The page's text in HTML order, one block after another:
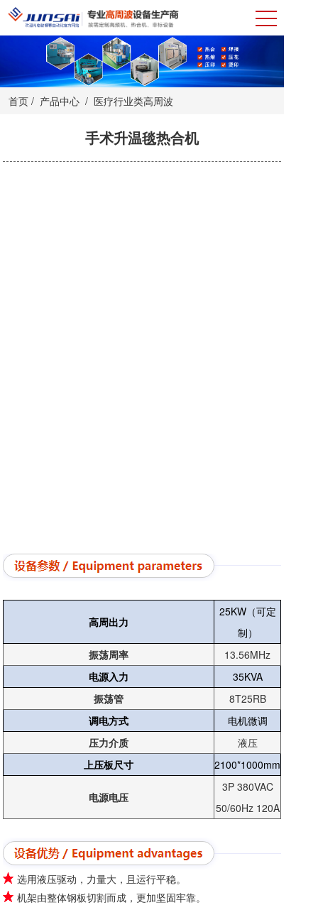
首页 / 产品中心 / 医疗行业类高周波
手术升温毯热合机
高周出力
25KW（可定
制）
振荡周率
13.56MHz
电源入力
35KVA
振荡管
8T25RB
调电方式
电机微调
压力介质
液压
上压板尺寸
2100*1000mm
电源电压
3P 380VAC
50/60Hz 120A
选用液压驱动，力量大，且运行平稳。
机架由整体钢板切割而成，更加坚固牢靠。